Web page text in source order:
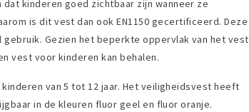
kinderen goed zichtbaar zijn wanneer ze
is dit vest dan ook EN1150 gecertificeerd. Deze
Gezien het beperkte oppervlak van het vest
vest voor kinderen kan behalen.
van 5 tot 12 jaar. Het veiligheidsvest heeft
in de kleuren fluor geel en fluor oranje.